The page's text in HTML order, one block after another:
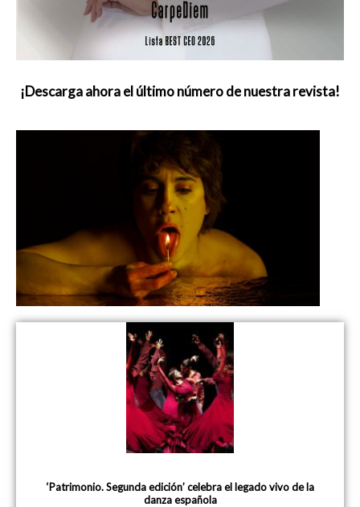
¡Descarga ahora el último número de nuestra revista!
‘Patrimonio. Segunda edición’ celebra el legado vivo de la
danza española